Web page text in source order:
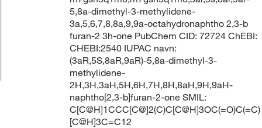
5,8a-dimethyl-3-methylidene-
3a,5,6,7,8,8a,9,9a-octahydronaphtho 2,3-b
furan-2 3h-one PubChem CID: 72724 ChEBI:
CHEBI:2540 IUPAC navn:
(3aR,5S,8aR,9aR)-5,8a-dimethyl-3-
methylidene-
2H,3H,3aH,5H,6H,7H,8H,8aH,9H,9aH-
naphtho[2,3-b]furan-2-one SMIL:
C[C@H]1CCC[C@]2(C)C[C@H]3OC(=O)C(=C)
[C@H]3C=C12